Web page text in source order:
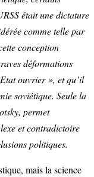
était une dictature
comme telle par
conception
déformations
ouvrier », et qu’il
soviétique. Seule la
permet
et contradictoire
politiques.
mais la science